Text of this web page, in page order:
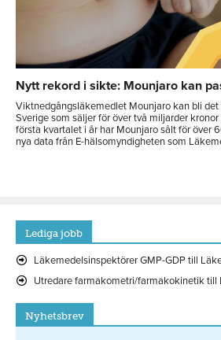
Nytt rekord i sikte: Mounjaro kan
Viktnedgångsläkemedlet Mounjaro kan bli
Sverige som säljer för över två miljarder
första kvartalet i år har Mounjaro sålt för över
nya data från E-hälsomyndigheten som
Lediga jobb
Läkemedelsinspektörer GMP-GDP till
Utredare farmakometri/farmakokinetik till
Nyhetsbrev